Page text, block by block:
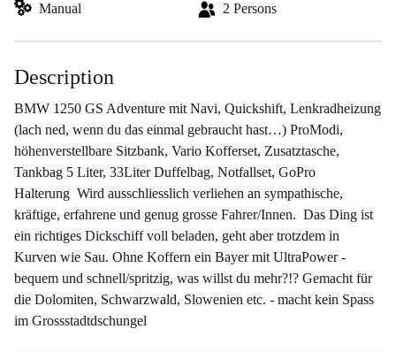
Manual 2 Persons
Description
BMW 1250 GS Adventure mit Navi, Quickshift, Lenkradheizung
(lach ned, wenn du das einmal gebraucht hast…) ProModi,
höhenverstellbare Sitzbank, Vario Kofferset, Zusatztasche,
Tankbag 5 Liter, 33Liter Duffelbag, Notfallset, GoPro
Halterung Wird ausschliesslich verliehen an sympathische,
kräftige, erfahrene und genug grosse Fahrer/Innen. Das Ding ist
ein richtiges Dickschiff voll beladen, geht aber trotzdem in
Kurven wie Sau. Ohne Koffern ein Bayer mit UltraPower -
bequem und schnell/spritzig, was willst du mehr?!? Gemacht für
die Dolomiten, Schwarzwald, Slowenien etc. - macht kein Spass
im Grossstadtdschungel